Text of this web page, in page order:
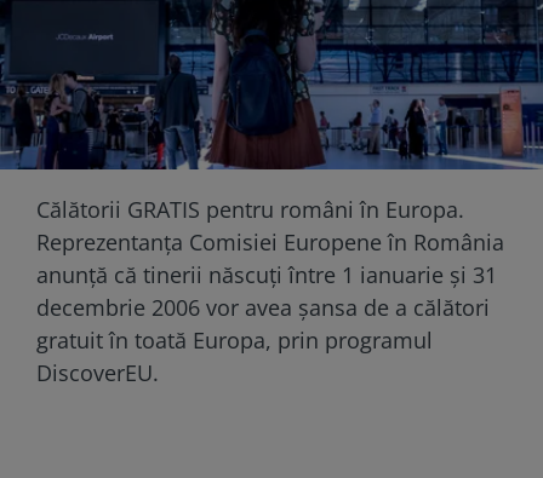
Călătorii GRATIS pentru români în Europa.
Reprezentanța Comisiei Europene în România
anunță că tinerii născuți între 1 ianuarie și 31
decembrie 2006 vor avea șansa de a călători
gratuit în toată Europa, prin programul
DiscoverEU.